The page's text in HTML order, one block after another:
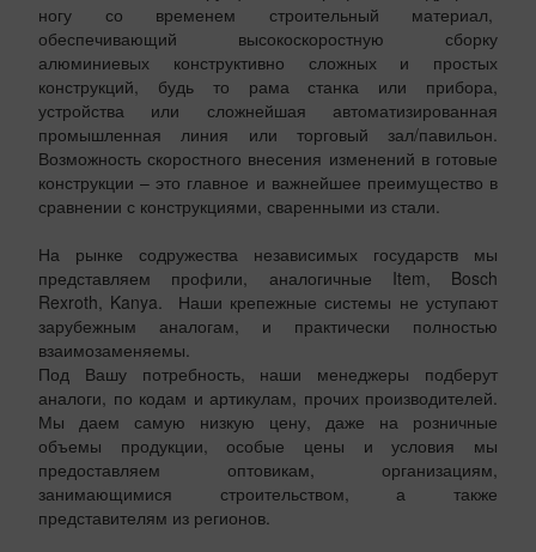
ногу со временем строительный материал,
обеспечивающий высокоскоростную сборку
алюминиевых конструктивно сложных и простых
конструкций, будь то рама станка или прибора,
устройства или сложнейшая автоматизированная
промышленная линия или торговый зал/павильон.
Возможность скоростного внесения изменений в готовые
конструкции – это главное и важнейшее преимущество в
сравнении с конструкциями, сваренными из стали.
На рынке содружества независимых государств мы
представляем профили, аналогичные Item, Bosch
Rexroth, Kanya. Наши крепежные системы не уступают
зарубежным аналогам, и практически полностью
взаимозаменяемы.
Под Вашу потребность, наши менеджеры подберут
аналоги, по кодам и артикулам, прочих производителей.
Мы даем самую низкую цену, даже на розничные
объемы продукции, особые цены и условия мы
предоставляем оптовикам, организациям,
занимающимися строительством, а также
представителям из регионов.